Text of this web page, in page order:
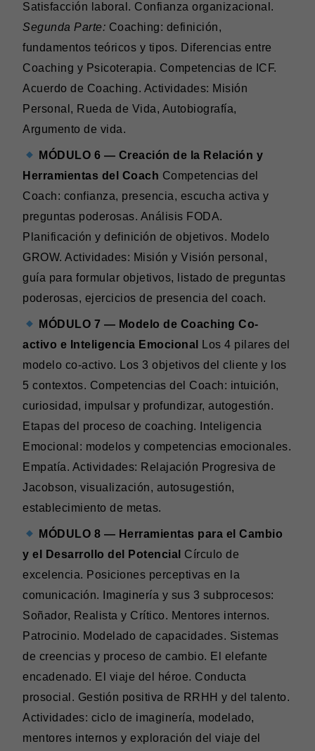
Satisfacción laboral. Confianza organizacional.
Segunda Parte: Coaching: definición,
fundamentos teóricos y tipos. Diferencias entre
Coaching y Psicoterapia. Competencias de ICF.
Acuerdo de Coaching. Actividades: Misión
Personal, Rueda de Vida, Autobiografía,
Argumento de vida.
MÓDULO 6 — Creación de la Relación y
Herramientas del Coach Competencias del
Coach: confianza, presencia, escucha activa y
preguntas poderosas. Análisis FODA.
Planificación y definición de objetivos. Modelo
GROW. Actividades: Misión y Visión personal,
guía para formular objetivos, listado de preguntas
poderosas, ejercicios de presencia del coach.
MÓDULO 7 — Modelo de Coaching Co-
activo e Inteligencia Emocional
Los 4 pilares del
modelo co-activo. Los 3 objetivos del cliente y los
5 contextos. Competencias del Coach: intuición,
curiosidad, impulsar y profundizar, autogestión.
Etapas del proceso de coaching. Inteligencia
Emocional: modelos y competencias emocionales.
Empatía. Actividades: Relajación Progresiva de
Jacobson, visualización, autosugestión,
establecimiento de metas.
MÓDULO 8 — Herramientas para el Cambio
y el Desarrollo del Potencial Círculo de
excelencia. Posiciones perceptivas en la
comunicación. Imaginería y sus 3 subprocesos:
Soñador, Realista y Crítico. Mentores internos.
Patrocinio. Modelado de capacidades. Sistemas
de creencias y proceso de cambio. El elefante
encadenado. El viaje del héroe. Conducta
prosocial. Gestión positiva de RRHH y del talento.
Actividades: ciclo de imaginería, modelado,
mentores internos y exploración del viaje del